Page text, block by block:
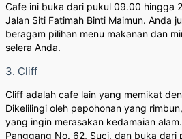
Cafe ini buka dari pukul 09.00 hingga
Jalan Siti Fatimah Binti Maimun. Anda
beragam pilihan menu makanan dan
selera Anda.
3. Cliff
Cliff adalah cafe lain yang memikat
Dikelilingi oleh pepohonan yang
yang ingin merasakan kedamaian
Panggang No. 62, Suci, dan buka